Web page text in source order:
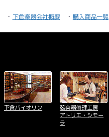
下倉楽器会社概要 購入商品一覧
下倉バイオリン
弦楽器修理工房
アトリエ・シモー
ラ